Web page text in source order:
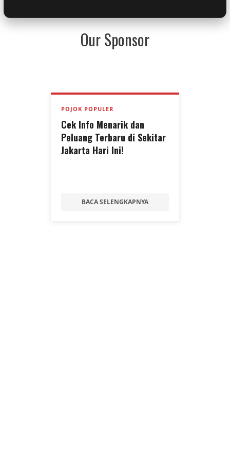
Our Sponsor
POJOK POPULER
Cek Info Menarik dan
Peluang Terbaru di Sekitar
Jakarta Hari Ini!
BACA SELENGKAPNYA